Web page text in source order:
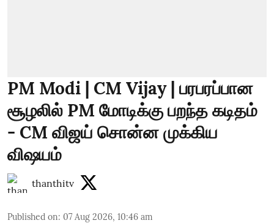
PM Modi | CM Vijay | பரபரப்பான
சூழலில் PM மோடிக்கு பறந்த கடிதம்
- CM விஜய் சொன்ன முக்கிய
விஷயம்
thanthitv
Published on: 07 Aug 2026, 10:46 am